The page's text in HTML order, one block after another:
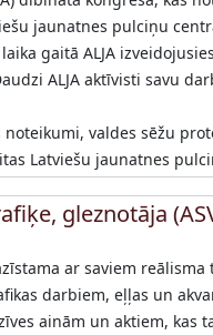
jaunatnes pulciņu
gaitā ALJA
ALJA aktīvisti savu
valdes sēžu
Latviešu jaunatnes
gleznotāja
ar saviem
darbiem, eļļas un
ainām un aktiem, kas